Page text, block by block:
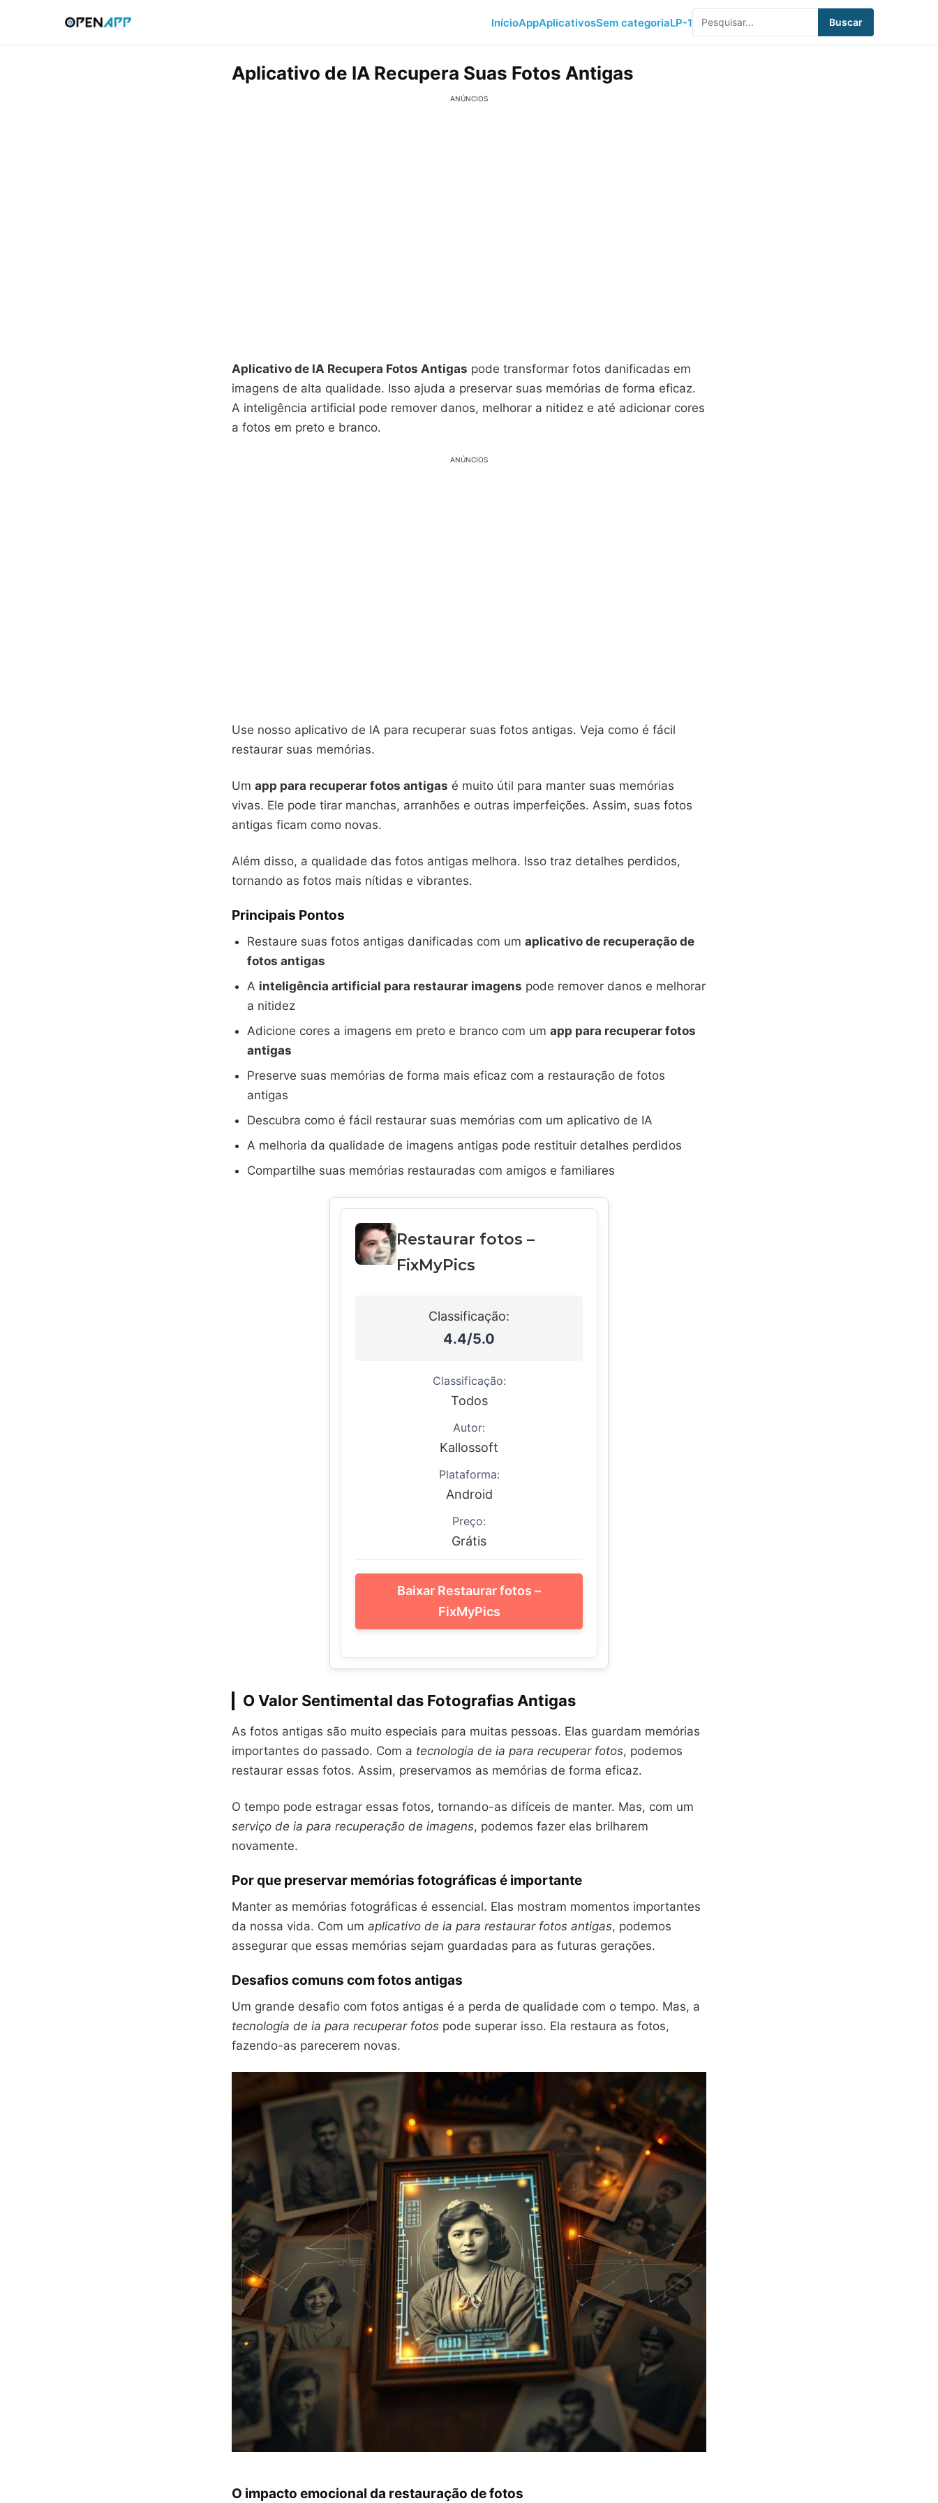
InícioAppAplicativosSem categoriaLP-1 Buscar
Aplicativo de IA Recupera Suas Fotos Antigas
ANÚNCIOS
Aplicativo de IA Recupera Fotos Antigas pode transformar fotos danificadas em
imagens de alta qualidade. Isso ajuda a preservar suas memórias de forma eficaz.
A inteligência artificial pode remover danos, melhorar a nitidez e até adicionar cores
a fotos em preto e branco.
ANÚNCIOS
Use nosso aplicativo de IA para recuperar suas fotos antigas. Veja como é fácil
restaurar suas memórias.
Um app para recuperar fotos antigas é muito útil para manter suas memórias
vivas. Ele pode tirar manchas, arranhões e outras imperfeições. Assim, suas fotos
antigas ficam como novas.
Além disso, a qualidade das fotos antigas melhora. Isso traz detalhes perdidos,
tornando as fotos mais nítidas e vibrantes.
Principais Pontos
Restaure suas fotos antigas danificadas com um aplicativo de recuperação de
fotos antigas
A inteligência artificial para restaurar imagens pode remover danos e melhorar
a nitidez
Adicione cores a imagens em preto e branco com um app para recuperar fotos
antigas
Preserve suas memórias de forma mais eficaz com a restauração de fotos
antigas
Descubra como é fácil restaurar suas memórias com um aplicativo de IA
A melhoria da qualidade de imagens antigas pode restituir detalhes perdidos
Compartilhe suas memórias restauradas com amigos e familiares
Restaurar fotos –
FixMyPics
Classificação:
4.4/5.0
Classificação:
Todos
Autor:
Kallossoft
Plataforma:
Android
Preço:
Grátis
Baixar Restaurar fotos –
FixMyPics
O Valor Sentimental das Fotografias Antigas
As fotos antigas são muito especiais para muitas pessoas. Elas guardam memórias
importantes do passado. Com a tecnologia de ia para recuperar fotos, podemos
restaurar essas fotos. Assim, preservamos as memórias de forma eficaz.
O tempo pode estragar essas fotos, tornando-as difíceis de manter. Mas, com um
serviço de ia para recuperação de imagens, podemos fazer elas brilharem
novamente.
Por que preservar memórias fotográficas é importante
Manter as memórias fotográficas é essencial. Elas mostram momentos importantes
da nossa vida. Com um aplicativo de ia para restaurar fotos antigas, podemos
assegurar que essas memórias sejam guardadas para as futuras gerações.
Desafios comuns com fotos antigas
Um grande desafio com fotos antigas é a perda de qualidade com o tempo. Mas, a
tecnologia de ia para recuperar fotos pode superar isso. Ela restaura as fotos,
fazendo-as parecerem novas.
O impacto emocional da restauração de fotos